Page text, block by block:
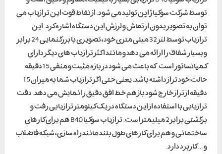
توسط شرکت سوکیا ژاپن تولید می شود. از نقاط قوت این ترازیاب می
توان به تصویر بدون ارتعاش و لرزش این دستگاه اشاره کرد. این
ترازیاب توسط لنز 32 میلی متری خود، تصویری با بزرگنمایی 24 برابر
و بسیار شفاف را ارائه می دهد و مانند اکثر ترازیاب های دیگر دارای
کمپانساتور است. که باعث می شود در بازه مثبت و منفی 15 دقیقه
حالت خود تراز داشته باشد. یعنی حتی اگر ترازیاب شما به میزان 15
دقیقه از تراز خارج شود باز هم خط افق دقیق را نمایش می دهد. دقت
ترازیابی با استفاده از این دستگاه در یک کیلومتر ترازیابی رفت و
برگشتی برابر 2 میلیمتر است. ترازیاب سوکیا B40 هم برای کارهای
ساختمانی و هم برای کارهای طول بلند مانند راه سازی، شبکه فاضلاب
و … کاربرد دارد.